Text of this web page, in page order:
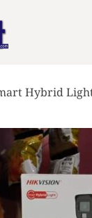
Hybrid